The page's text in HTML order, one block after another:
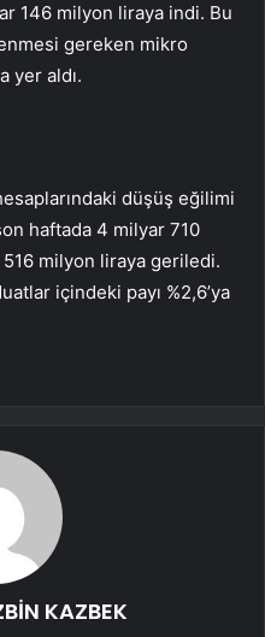
146 milyon liraya indi. Bu
gereken mikro
yer aldı.
düşüş eğilimi
haftada 4 milyar 710
milyon liraya geriledi.
içindeki payı %2,6’ya
KAZBEK